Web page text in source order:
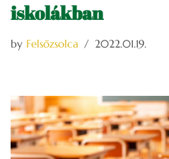
iskolákban
by Felsőzsolca 2022.01.19.